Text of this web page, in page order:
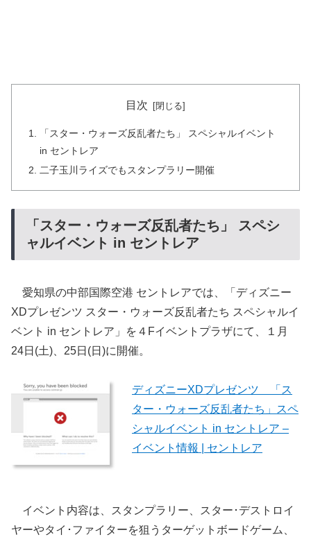
目次
「スター・ウォーズ反乱者たち」 スペシャルイベント
in セントレア
二子玉川ライズでもスタンプラリー開催
「スター・ウォーズ反乱者たち」 スペシ
ャルイベント in セントレア
愛知県の中部国際空港 セントレアでは、「ディズニー
XDプレゼンツ スター・ウォーズ反乱者たち スペシャルイ
ベント in セントレア」を４Fイベントプラザにて、１月
24日(土)、25日(日)に開催。
ディズニーXDプレゼンツ 「ス
ター・ウォーズ反乱者たち」スペ
シャルイベント in セントレア –
イベント情報 | セントレア
イベント内容は、スタンプラリー、スター･デストロイ
ヤーやタイ･ファイターを狙うターゲットボードゲーム、